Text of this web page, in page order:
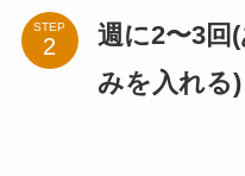
STEP
週に2〜3回
みを入れる)